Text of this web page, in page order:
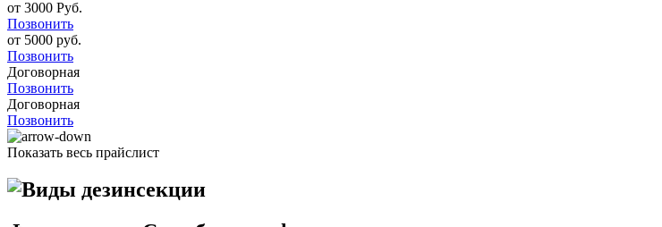
от 3000 Руб.
Позвонить
от 5000 руб.
Позвонить
Договорная
Позвонить
Договорная
Позвонить
Показать весь прайслист